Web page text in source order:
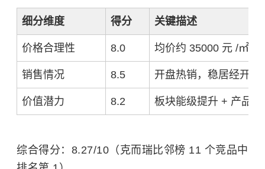
细分维度 得分 关键描述
价格合理性 8.0 均价约 35000 元 /㎡，
销售情况 8.5 开盘热销，稳居经开
价值潜力 8.2 板块能级提升 + 产品
综合得分：8.27/10（克而瑞比邻榜 11 个竞品中